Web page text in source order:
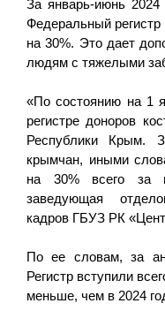
За январь-июнь
Федеральный регистр
на 30%. Это дает
людям с тяжелыми
«По состоянию на 1
регистре доноров
Республики Крым.
крымчан, иными
на 30% всего за
заведующая
кадров ГБУЗ РК
По ее словам, за
Регистр вступили
меньше, чем в 2024